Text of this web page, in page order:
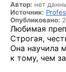
Автор: нет
Источник:
Опубликовано:
Любимая
Строгая,
Она научила
к тому, чем